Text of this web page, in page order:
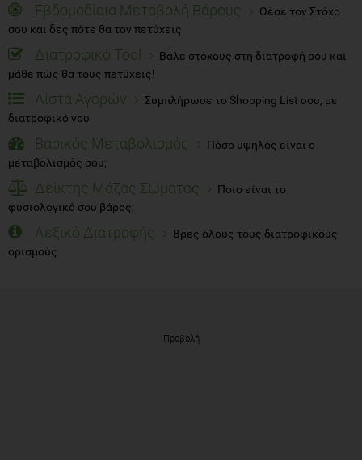
Εβδομαδίαια Μεταβολή Βάρους
Θέσε τον Στόχο
σου και δες πότε θα τον πετύχεις
Διατροφικό Tool
Βάλε στόχους στη διατροφή σου και
μάθε πώς θα τους πετύχεις!
Λίστα Αγορών
Συμπλήρωσε το Shopping List σου, με
διατροφικό νου
Βασικός Μεταβολισμός
Πόσο υψηλός είναι ο
μεταβολισμός σου;
Δείκτης Μάζας Σώματος
Ποιο είναι το
φυσιολογικό σου βάρος;
Λεξικό Διατροφής
Βρες όλους τους διατροφικούς
ορισμούς
Προβολή